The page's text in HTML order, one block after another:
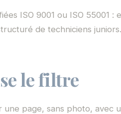
ISO 9001 ou ISO 55001 :
de techniciens juniors.
le filtre
une page, sans photo, avec